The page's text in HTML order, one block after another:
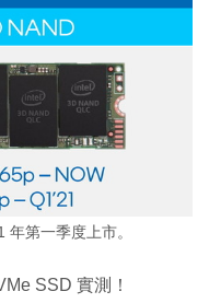
年第一季度上市。
SSD 實測！